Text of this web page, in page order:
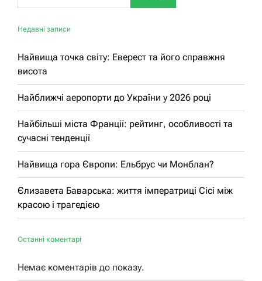
Недавні записи
Найвища точка світу: Еверест та його справжня
висота
Найближчі аеропорти до України у 2026 році
Найбільші міста Франції: рейтинг, особливості та
сучасні тенденції
Найвища гора Європи: Ельбрус чи Монблан?
Єлизавета Баварська: життя імператриці Сісі між
красою і трагедією
Останні коментарі
Немає коментарів до показу.